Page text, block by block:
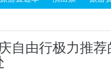
自由行极力推荐